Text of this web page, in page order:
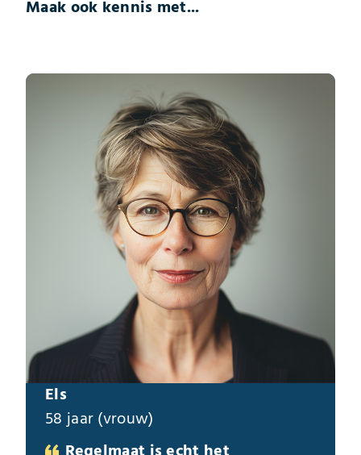
Maak ook kennis met...
Els
58 jaar (vrouw)